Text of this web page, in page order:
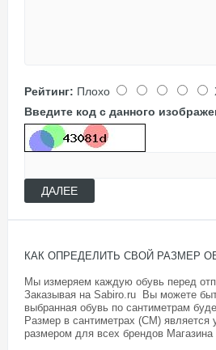
Рейтинг: Плохо
Введите код с данного
ДАЛЕЕ
КАК ОПРЕДЕЛИТЬ СВОЙ РАЗМЕР
Мы измеряем каждую обувь перед
Заказывая на Sabiro.ru Вы можете
выбранная обувь по сантиметрам
Размер в сантиметрах (СМ) является
размером для всех брендов Магазина